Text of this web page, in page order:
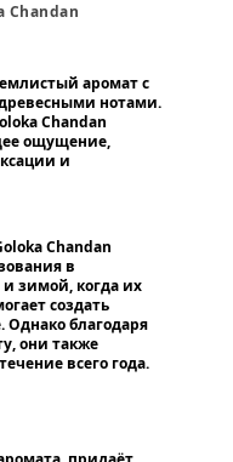
Chandan
аромат с
нотами.
Chandan
ощущение,
и
Chandan
в
зимой, когда их
создать
благодаря
они также
всего года.